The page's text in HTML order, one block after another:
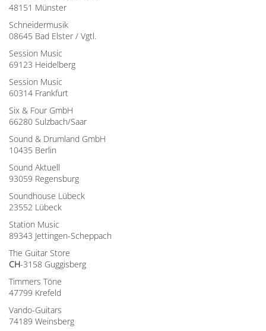
48151 Münster
Schneidermusik
08645 Bad Elster / Vgtl.
Session Music
69123 Heidelberg
Session Music
60314 Frankfurt
Six & Four GmbH
66280 Sulzbach/Saar
Sound & Drumland GmbH
10435 Berlin
Sound Aktuell
93059 Regensburg
Soundhouse Lübeck
23552 Lübeck
Station Music
89343 Jettingen-Scheppach
The Guitar Store
CH-3158 Guggisberg
Timmers Töne
47799 Krefeld
Vando-Guitars
74189 Weinsberg